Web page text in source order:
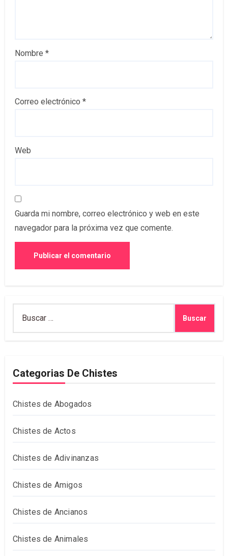
Nombre *
Correo electrónico *
Web
Guarda mi nombre, correo electrónico y web en este
navegador para la próxima vez que comente.
Categorias De Chistes
Chistes de Abogados
Chistes de Actos
Chistes de Adivinanzas
Chistes de Amigos
Chistes de Ancianos
Chistes de Animales